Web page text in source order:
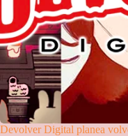
Devolver Digital planea